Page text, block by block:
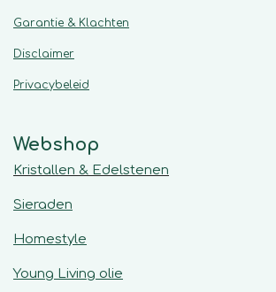
Garantie & Klachten
Disclaimer
Privacybeleid
Webshop
Kristallen & Edelstenen
Sieraden
Homestyle
Young Living olie